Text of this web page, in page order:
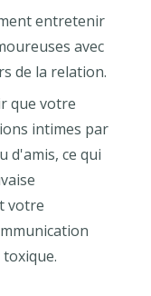
entretenir
avec
de la relation.
que votre
intimes par
d'amis, ce qui
votre